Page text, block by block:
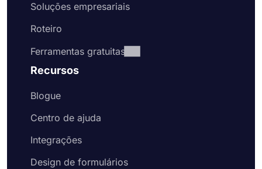
Soluções empresariais
Roteiro
Ferramentas gratuitas
Recursos
Blogue
Centro de ajuda
Integrações
Design de formulários